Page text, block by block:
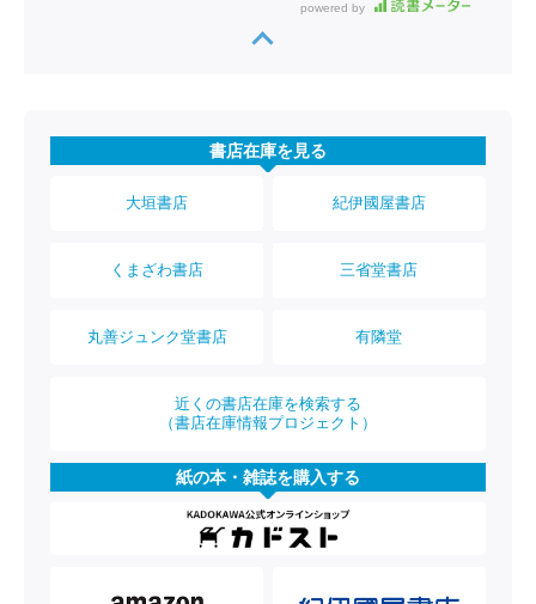
powered by
書店在庫を見る
大垣書店 紀伊國屋書店
くまざわ書店 三省堂書店
丸善ジュンク堂書店 有隣堂
近くの書店在庫を検索する
（書店在庫情報プロジェクト）
紙の本・雑誌を購入する